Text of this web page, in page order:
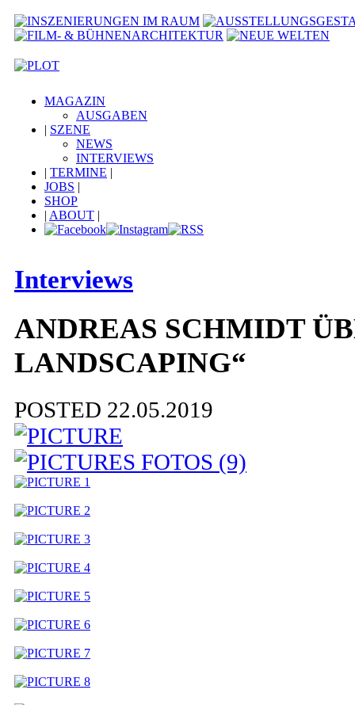
MAGAZIN
AUSGABEN
| SZENE
NEWS
INTERVIEWS
| TERMINE |
JOBS |
SHOP
| ABOUT |
Interviews
ANDREAS SCHMIDT
LANDSCAPING“
POSTED 22.05.2019
FOTOS (9)